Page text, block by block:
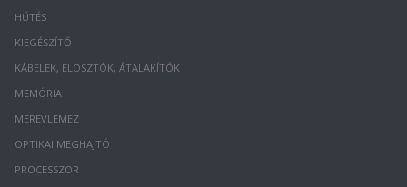
HŰTÉS
KIEGÉSZÍTŐ
KÁBELEK, ELOSZTÓK, ÁTALAKÍTÓK
MEMÓRIA
MEREVLEMEZ
OPTIKAI MEGHAJTÓ
PROCESSZOR